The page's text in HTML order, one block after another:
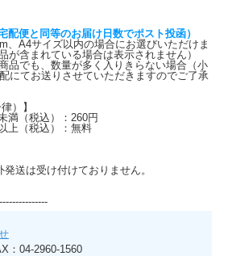
配便と同等のお届け日数でポスト投函）
、A4サイズ以内の場合にお選びいただけま
が含まれている場合は表示されません）
品でも、数量が多く入りきらない場合（小
にてお送りさせていただきますのでご了承
）】
満（税込）：260円
上（税込）：無料
送は受け付けておりません。
：04-2960-1560